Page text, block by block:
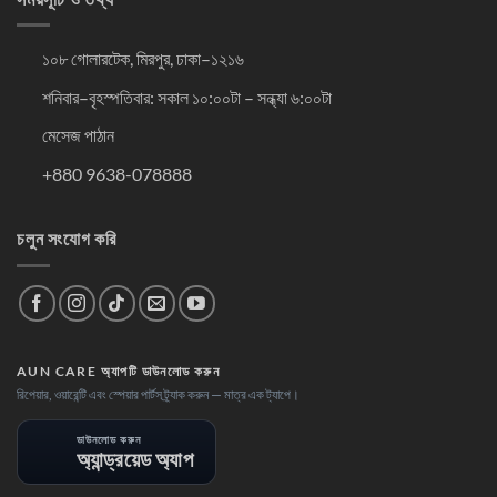
১০৮ গোলারটেক, মিরপুর, ঢাকা–১২১৬
শনিবার–বৃহস্পতিবার: সকাল ১০:০০টা – সন্ধ্যা ৬:০০টা
মেসেজ পাঠান
+880 9638-078888
চলুন সংযোগ করি
AUN CARE অ্যাপটি ডাউনলোড করুন
রিপেয়ার, ওয়ারেন্টি এবং স্পেয়ার পার্টস ট্র্যাক করুন — মাত্র এক ট্যাপে।
ডাউনলোড করুন
অ্যান্ড্রয়েড অ্যাপ